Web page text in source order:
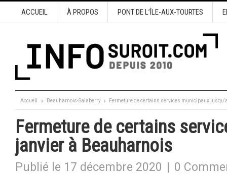
ACCUEIL À PROPOS PONT DE L’ÎLE-AUX-TOURTES
Accueil Beauharnois-Salaberry Fermeture de certains services municipaux
Fermeture de certains
janvier à Beauharnois
Publié le 17 décembre 2020 0